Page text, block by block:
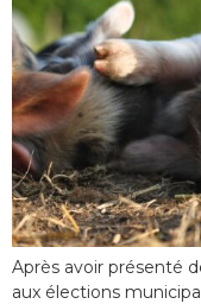
Après avoir présenté
aux élections